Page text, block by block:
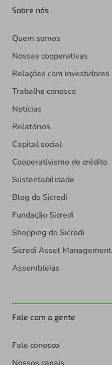
Sobre nós
Quem somos
Nossas cooperativas
Relações com investidores
Trabalhe conosco
Notícias
Relatórios
Capital social
Cooperativismo de crédito
Sustentabilidade
Blog do Sicredi
Fundação Sicredi
Shopping do Sicredi
Sicredi Asset Management
Assembleias
Fale com a gente
Fale conosco